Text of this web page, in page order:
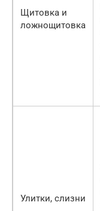
Щитовка и
ложнощитовка
Улитки, слизни